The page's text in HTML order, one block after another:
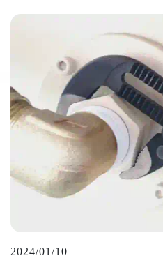
2024/01/10